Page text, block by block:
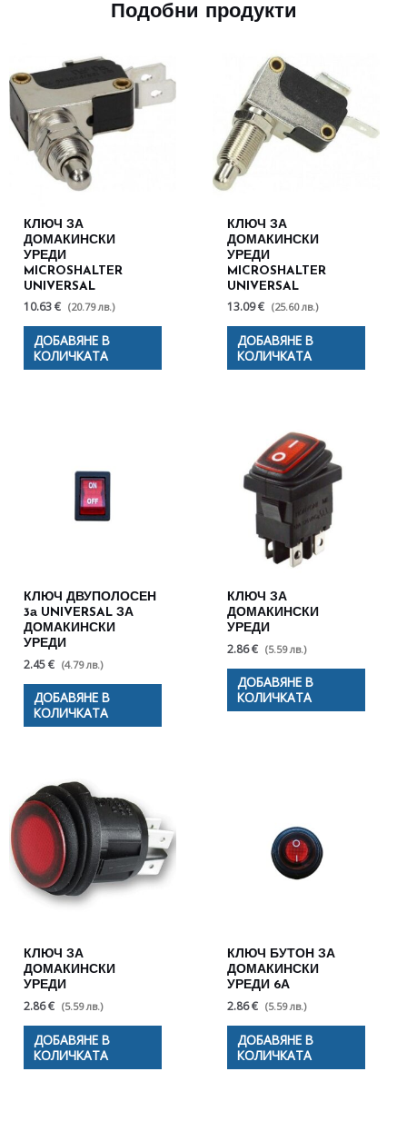
Подобни продукти
КЛЮЧ ЗА
ДОМАКИНСКИ
УРЕДИ
MICROSHALTER
UNIVERSAL
10.63 € (20.79 лв.)
ДОБАВЯНЕ В
КОЛИЧКАТА
КЛЮЧ ЗА
ДОМАКИНСКИ
УРЕДИ
MICROSHALTER
UNIVERSAL
13.09 € (25.60 лв.)
ДОБАВЯНЕ В
КОЛИЧКАТА
КЛЮЧ ДВУПОЛОСЕН
3а UNIVERSAL ЗА
ДОМАКИНСКИ
УРЕДИ
2.45 € (4.79 лв.)
ДОБАВЯНЕ В
КОЛИЧКАТА
КЛЮЧ ЗА
ДОМАКИНСКИ
УРЕДИ
2.86 € (5.59 лв.)
ДОБАВЯНЕ В
КОЛИЧКАТА
КЛЮЧ ЗА
ДОМАКИНСКИ
УРЕДИ
2.86 € (5.59 лв.)
ДОБАВЯНЕ В
КОЛИЧКАТА
КЛЮЧ БУТОН ЗА
ДОМАКИНСКИ
УРЕДИ 6А
2.86 € (5.59 лв.)
ДОБАВЯНЕ В
КОЛИЧКАТА